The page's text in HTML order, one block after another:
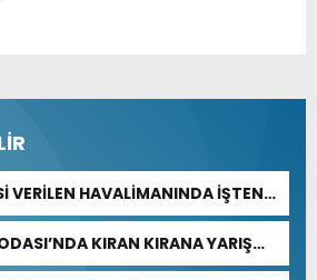
VERİLEN HAVALİMANINDA İŞTEN
KIRAN KIRANA YARIŞ